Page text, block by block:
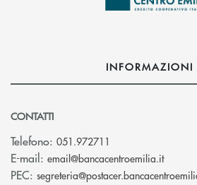
INFORMAZIONI
CONTATTI
Telefono: 051.972711
E-mail: email@bancacentroemilia.it(si
PEC: